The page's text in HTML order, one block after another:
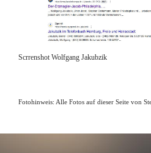
Scrrenshot Wolfgang Jakubzik
Fotohinweis: Alle Fotos auf dieser Seite von